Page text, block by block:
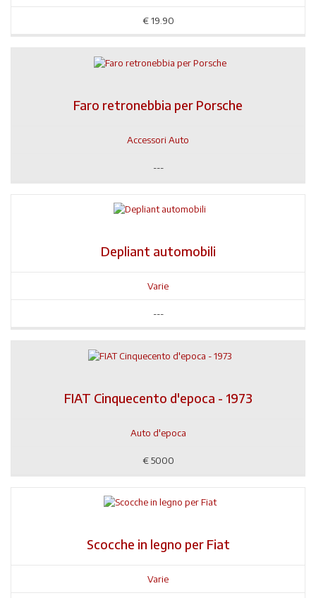
€ 19.90
Faro retronebbia per Porsche
Accessori Auto
---
Depliant automobili
Varie
---
FIAT Cinquecento d'epoca - 1973
Auto d'epoca
€ 5000
Scocche in legno per Fiat
Varie